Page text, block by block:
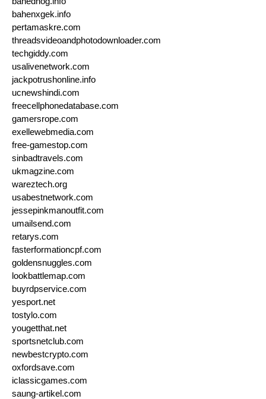
bahenxgek.info
pertamaskre.com
threadsvideoandphotodownloader.com
techgiddy.com
usalivenetwork.com
jackpotrushonline.info
ucnewshindi.com
freecellphonedatabase.com
gamersrope.com
exellewebmedia.com
free-gamestop.com
sinbadtravels.com
ukmagzine.com
wareztech.org
usabestnetwork.com
jessepinkmanoutfit.com
umailsend.com
retarys.com
fasterformationcpf.com
goldensnuggles.com
lookbattlemap.com
buyrdpservice.com
yesport.net
tostylo.com
yougetthat.net
sportsnetclub.com
newbestcrypto.com
oxfordsave.com
iclassicgames.com
saung-artikel.com